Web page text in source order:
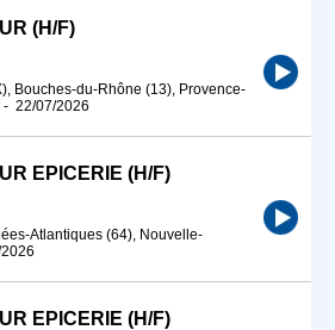
(H/F)
Bouches-du-Rhône (13), Provence-
- 22/07/2026
EPICERIE (H/F)
Atlantiques (64), Nouvelle-
EPICERIE (H/F)